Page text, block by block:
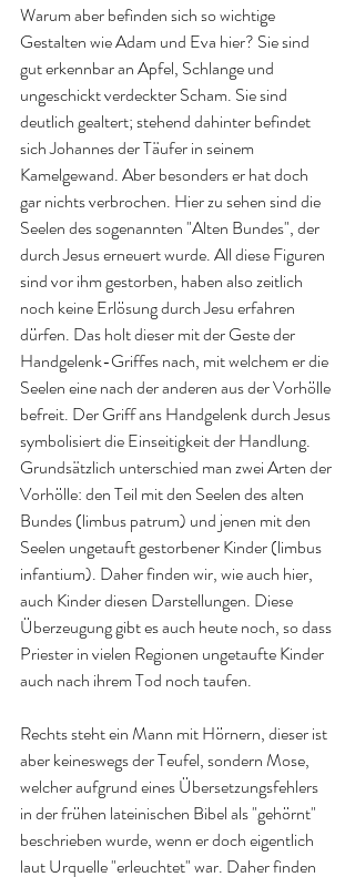
Warum aber befinden sich so wichtige
Gestalten wie Adam und Eva hier? Sie sind
gut erkennbar an Apfel, Schlange und
ungeschickt verdeckter Scham. Sie sind
deutlich gealtert; stehend dahinter befindet
sich Johannes der Täufer in seinem
Kamelgewand. Aber besonders er hat doch
gar nichts verbrochen. Hier zu sehen sind die
Seelen des sogenannten "Alten Bundes", der
durch Jesus erneuert wurde. All diese Figuren
sind vor ihm gestorben, haben also zeitlich
noch keine Erlösung durch Jesu erfahren
dürfen. Das holt dieser mit der Geste der
Handgelenk-Griffes nach, mit welchem er die
Seelen eine nach der anderen aus der Vorhölle
befreit. Der Griff ans Handgelenk durch Jesus
symbolisiert die Einseitigkeit der Handlung.
Grundsätzlich unterschied man zwei Arten der
Vorhölle: den Teil mit den Seelen des alten
Bundes (limbus patrum) und jenen mit den
Seelen ungetauft gestorbener Kinder (limbus
infantium). Daher finden wir, wie auch hier,
auch Kinder diesen Darstellungen. Diese
Überzeugung gibt es auch heute noch, so dass
Priester in vielen Regionen ungetaufte Kinder
auch nach ihrem Tod noch taufen.
Rechts steht ein Mann mit Hörnern, dieser ist
aber keineswegs der Teufel, sondern Mose,
welcher aufgrund eines Übersetzungsfehlers
in der frühen lateinischen Bibel als "gehörnt"
beschrieben wurde, wenn er doch eigentlich
laut Urquelle "erleuchtet" war. Daher finden